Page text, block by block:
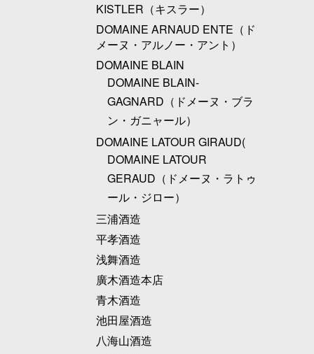
KISTLER（キスラー）
DOMAINE ARNAUD ENTE（ド
メーヌ・アルノー・アント）
DOMAINE BLAIN
DOMAINE BLAIN-
GAGNARD（ドメーヌ・ブラ
ン・ガニャール）
DOMAINE LATOUR GIRAUD(
DOMAINE LATOUR
GERAUD（ドメーヌ・ラトゥ
ール・ジロー）
三浦酒造
平孝酒造
浅舞酒造
廣木酒造本店
青木酒造
池田屋酒造
八海山酒造